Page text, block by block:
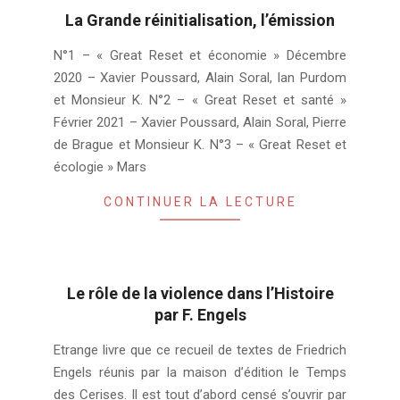
La Grande réinitialisation, l’émission
06-
07
N°1 – « Great Reset et économie » Décembre
2020 – Xavier Poussard, Alain Soral, Ian Purdom
et Monsieur K. N°2 – « Great Reset et santé »
Février 2021 – Xavier Poussard, Alain Soral, Pierre
de Brague et Monsieur K. N°3 – « Great Reset et
écologie » Mars
CONTINUER LA LECTURE
Le rôle de la violence dans l’Histoire
par F. Engels
04-
17
Etrange livre que ce recueil de textes de Friedrich
Engels réunis par la maison d’édition le Temps
des Cerises. Il est tout d’abord censé s’ouvrir par